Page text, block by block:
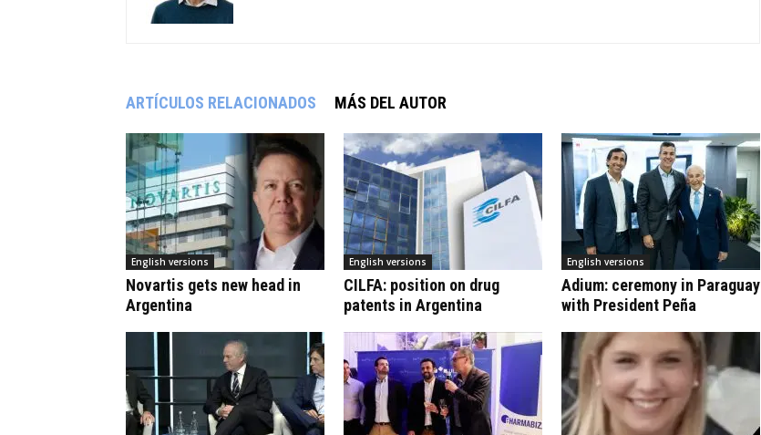
ARTÍCULOS RELACIONADOS MÁS DEL AUTOR
English versions
Novartis gets new head in
Argentina
English versions
CILFA: position on drug
patents in Argentina
English versions
Adium: ceremony in Paraguay
with President Peña